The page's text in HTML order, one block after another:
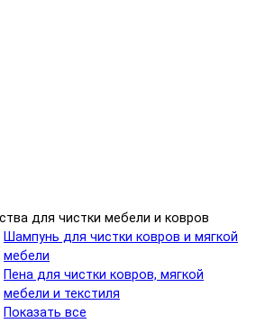
для чистки мебели и ковров
Шампунь для чистки ковров и мягкой
мебели
Пена для чистки ковров, мягкой
мебели и текстиля
Показать все